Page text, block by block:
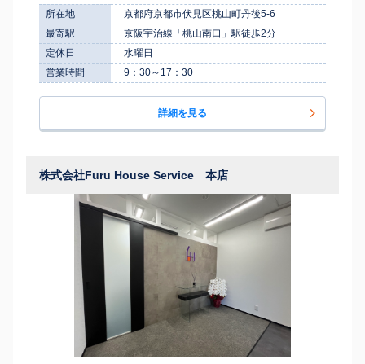
所在地
京都府京都市伏見区桃山町丹後5-6
最寄駅
京阪宇治線「桃山南口」駅徒歩2分
定休日
水曜日
営業時間
9：30～17：30
詳細を見る
株式会社Furu House Service 本店